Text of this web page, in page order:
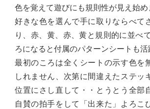
色を覚えて遊びにも規則性が見え始め
好きな色を選んで手に取りならべて
り、赤、黄、赤、黄と規則的に並べ
ろになると付属のパターンシートも活
最初のころは全くシートの示す色を
しれません、次第に間違えたステッ
位置にさし直して・・とうとう全部
自賛の拍手をして「出来た」よろこ